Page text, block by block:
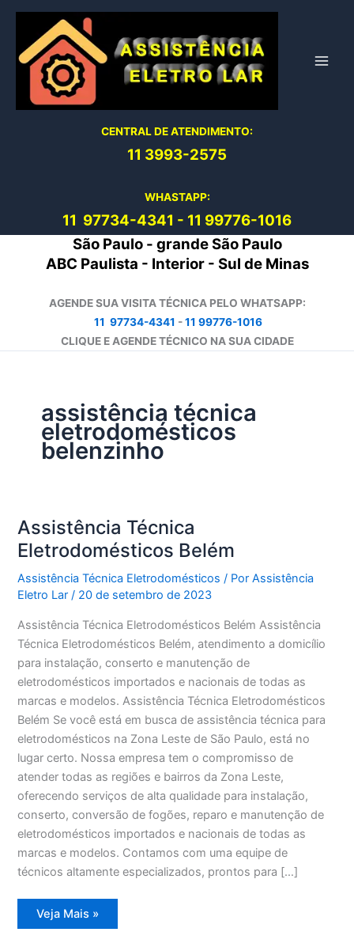
conteúdo
CENTRAL DE ATENDIMENTO:
11 3993-2575
WHASTAPP:
11 97734-4341 - 11 99776-1016
São Paulo - grande São Paulo
ABC Paulista - Interior - Sul de Minas
AGENDE SUA VISITA TÉCNICA PELO WHATSAPP:
11 97734-4341 -11 99776-1016
CLIQUE E AGENDE TÉCNICO NA SUA CIDADE
assistência técnica
eletrodomésticos
belenzinho
Assistência Técnica
Eletrodomésticos Belém
Assistência Técnica Eletrodomésticos / PorAssistência
Eletro Lar/ 20 de setembro de 2023
Assistência Técnica Eletrodomésticos Belém Assistência
Técnica Eletrodomésticos Belém, atendimento a domicílio
para instalação, conserto e manutenção de
eletrodomésticos importados e nacionais de todas as
marcas e modelos. Assistência Técnica Eletrodomésticos
Belém Se você está em busca de assistência técnica para
eletrodomésticos na Zona Leste de São Paulo, está no
lugar certo. Nossa empresa tem o compromisso de
atender todas as regiões e bairros da Zona Leste,
oferecendo serviços de alta qualidade para instalação,
conserto, conversão de fogões, reparo e manutenção de
eletrodomésticos importados e nacionais de todas as
marcas e modelos. Contamos com uma equipe de
técnicos altamente especializados, prontos para […]
Assistência
Técnica
Veja Mais »